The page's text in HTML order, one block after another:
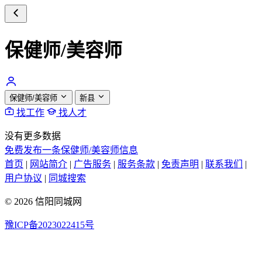
保健师/美容师
保健师/美容师 新县
找工作 找人才
没有更多数据
免费发布一条保健师/美容师信息
首页 | 网站简介 | 广告服务 | 服务条款 | 免责声明 | 联系我们
|
用户协议 | 同城搜索
© 2026 信阳同城网
豫ICP备2023022415号